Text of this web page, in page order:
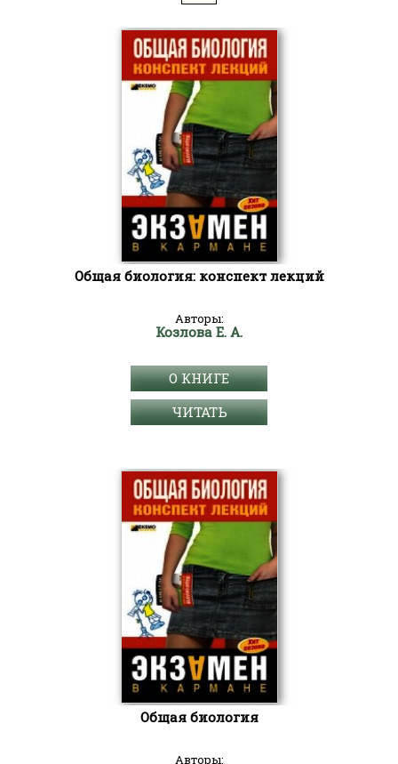
Общая биология: конспект лекций
Авторы:
Козлова Е. А.
О КНИГЕ
ЧИТАТЬ
Общая биология
Авторы: